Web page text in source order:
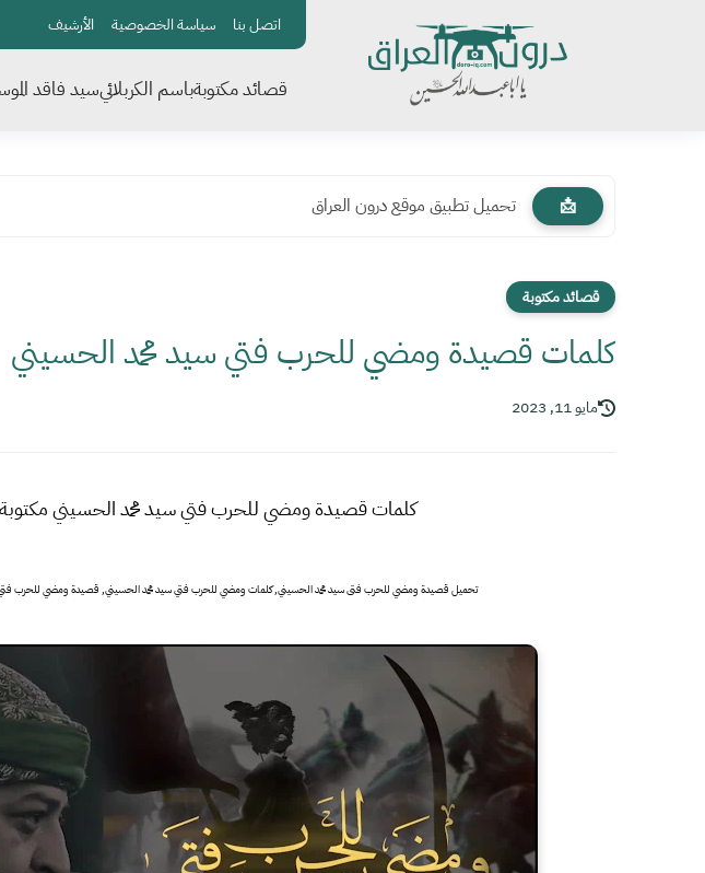
اتصل بنا سياسة الخصوصية الأرشيف
قصائد مكتوبةباسم الكربلائيسيد فاقد
📩 تحميل تطبيق موقع درون العراق
قصائد مكتوبة
كلمات قصيدة ومضي للحرب فتي سيد محمد الحسيني
مايو 11, 2023
كلمات قصيدة ومضي للحرب فتي سيد محمد الحسيني
تحميل قصيدة ومضي للحرب فتى سيد محمد الحسيني, كلمات ومضي للحرب فتي سيد محمد الحسيني, قصيدة ومضي للحرب فتي